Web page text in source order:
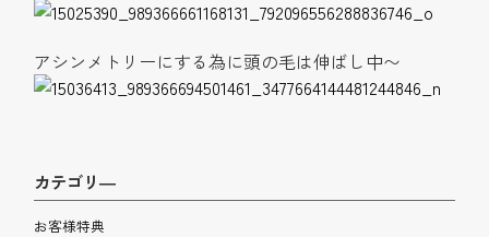
アシンメトリーにする為に頭の毛は伸ばし中〜
カテゴリ―
お客様特典